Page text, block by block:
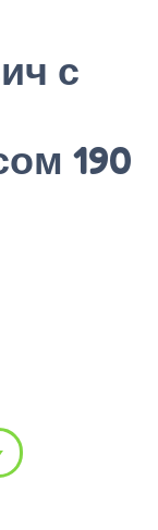
с
190